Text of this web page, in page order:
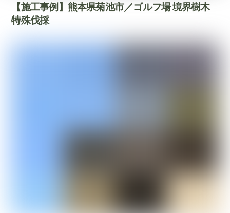
【施工事例】熊本県菊池市／ゴルフ場 境界樹木
特殊伐採